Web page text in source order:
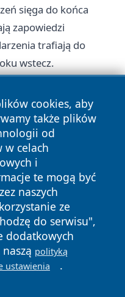
sięga do końca
zapowiedzi
trafiają do
wstecz.
cookies, aby
także plików
od
w celach
i
te mogą być
naszych
ze
do serwisu",
dodatkowych
polityką
ustawienia .
prawa
Polityka
Cookies